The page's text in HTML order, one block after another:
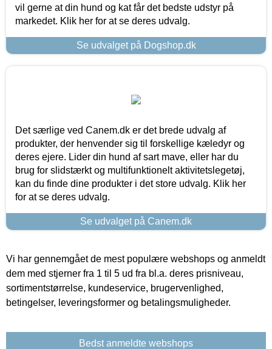
vil gerne at din hund og kat får det bedste udstyr på
markedet. Klik her for at se deres udvalg.
Se udvalget på Dogshop.dk
Det særlige ved Canem.dk er det brede udvalg af
produkter, der henvender sig til forskellige kæledyr og
deres ejere. Lider din hund af sart mave, eller har du
brug for slidstærkt og multifunktionelt aktivitetslegetøj,
kan du finde dine produkter i det store udvalg. Klik her
for at se deres udvalg.
Se udvalget på Canem.dk
Vi har gennemgået de mest populære webshops og anmeldt
dem med stjerner fra 1 til 5 ud fra bl.a. deres prisniveau,
sortimentstørrelse, kundeservice, brugervenlighed,
betingelser, leveringsformer og betalingsmuligheder.
Bedst anmeldte webshops